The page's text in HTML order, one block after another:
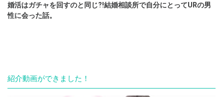
婚活はガチャを回すのと同じ⁈結婚相談所で自分にとってURの男
性に会った話。
紹介動画ができました！